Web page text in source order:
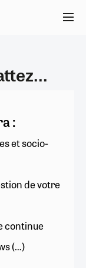
:
et socio-
de votre
continue
(…)